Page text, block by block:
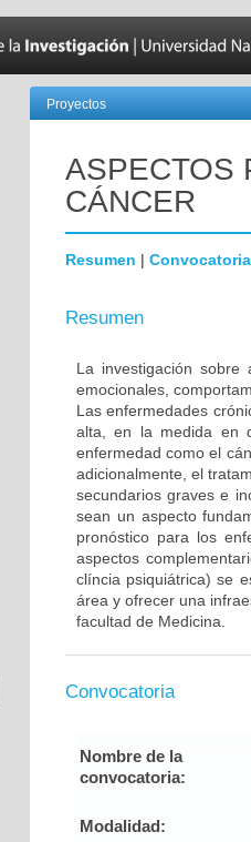
Proyectos
ASPECTOS
CÁNCER
Resumen | Convocatoria
Resumen
La investigación sobre
emocionales,
Las enfermedades
alta, en la medida en
enfermedad como el
adicionalmente, el
secundarios graves e
sean un aspecto
pronóstico para los
aspectos
clíncia psiquiátrica) se
área y ofrecer una
facultad de Medicina.
Convocatoria
Nombre de la
convocatoria:
Modalidad: